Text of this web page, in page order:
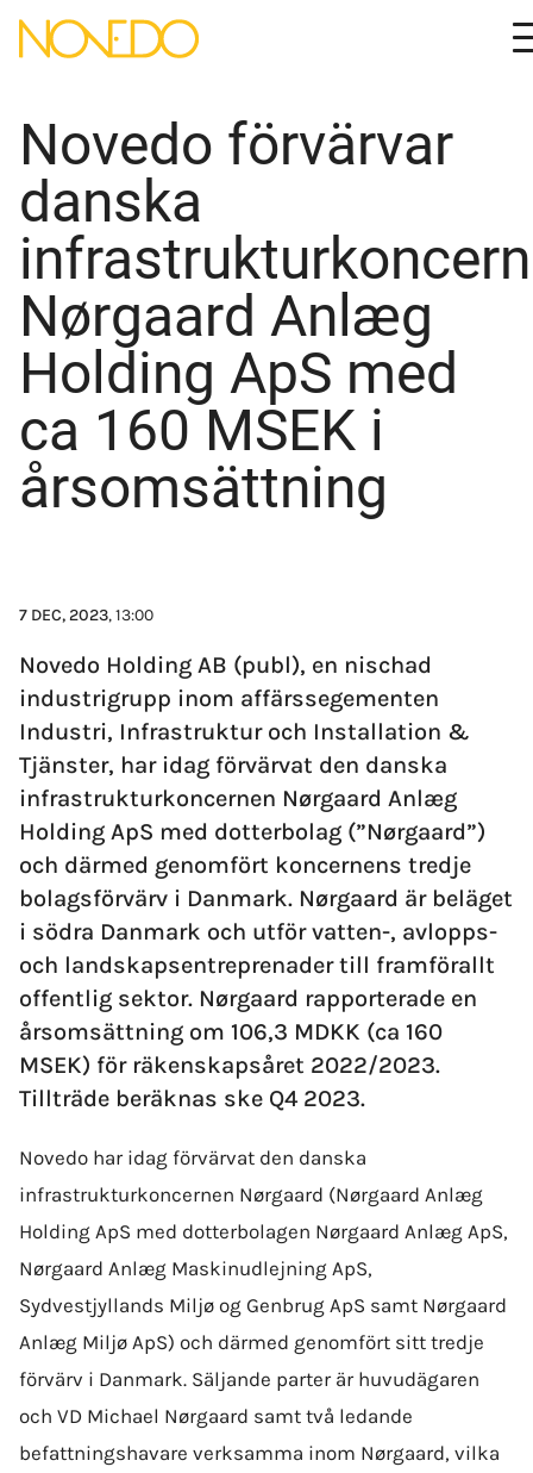
Novedo förvärvar
danska
Nørgaard Anlæg
Holding ApS med
ca 160 MSEK i
årsomsättning
7 DEC, 2023, 13:00
Novedo Holding AB (publ), en nischad
industrigrupp inom affärs­segementen
Industri, Infrastruktur och Installation &
Tjänster, har idag förvärvat den danska
infrastrukturkoncernen Nørgaard Anlæg
Holding ApS med dotterbolag (”Nørgaard”)
och därmed genomfört koncernens tredje
bolags­förvärv i Danmark. Nørgaard är beläget
i södra Danmark och utför vatten-, avlopps-
och landskapsentreprenader till framförallt
offentlig sektor. Nørgaard rapporterade en
årsomsättning om 106,3 MDKK (ca 160
MSEK) för räkenskapsåret 2022/2023.
Tillträde beräknas ske Q4 2023.
Novedo har idag förvärvat den danska
infrastrukturkoncernen Nørgaard (Nørgaard Anlæg
Holding ApS med dotterbolagen Nørgaard Anlæg ApS,
Nørgaard Anlæg Maskinudlejning ApS,
Sydvestjyllands Miljø og Genbrug ApS samt Nørgaard
Anlæg Miljø ApS) och därmed genomfört sitt tredje
förvärv i Danmark. Säljande parter är huvudägaren
och VD Michael Nørgaard samt två ledande
befattningshavare verksamma inom Nørgaard, vilka